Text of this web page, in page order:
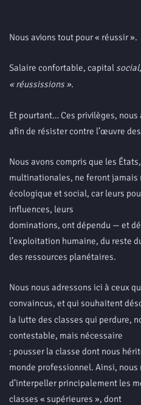
Nous avions tout pour « réussir ».
Salaire confortable, capital
« réussissions ».
Et pourtant… Ces privilèges,
afin de résister contre l’œuvre
Nous avons compris que les
multinationales, ne feront jamais
écologique et social, car leurs
influences, leurs
dominations, ont dépendu — et
l’exploitation humaine, du reste
des ressources planétaires.
Nous nous adressons ici à ceux
convaincus, et qui souhaitent
la lutte des classes qui perdure,
contestable, mais nécessaire
: pousser la classe dont nous
monde professionnel. Ainsi,
d’interpeller principalement les
classes « supérieures », dont